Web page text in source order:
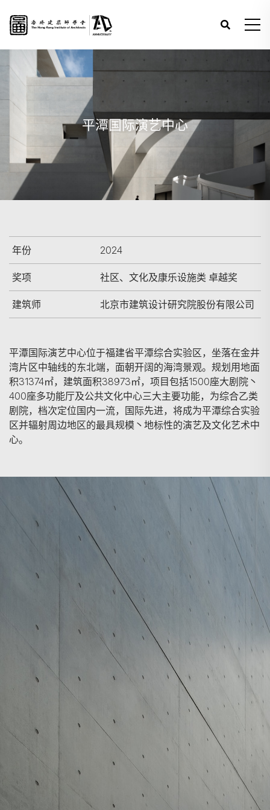
平潭国际演艺中心
年份 2024
奖项 社区、文化及康乐设施类 卓越奖
建筑师 北京市建筑设计研究院股份有限公司
平潭国际演艺中心位于福建省平潭综合实验区，坐落在金井
湾片区中轴线的东北端，面朝开阔的海湾景观。规划用地面
积31374㎡，建筑面积38973㎡，项目包括1500座大剧院丶
400座多功能厅及公共文化中心三大主要功能，为综合乙类
剧院，档次定位国内一流，国际先进，将成为平潭综合实验
区并辐射周边地区的最具规模丶地标性的演艺及文化艺术中
心。